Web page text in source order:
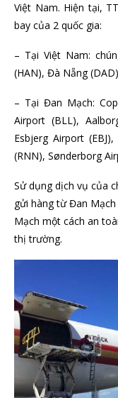
Việt Nam. Hiện tại,
bay của 2 quốc gia:
– Tại Việt Nam:
(HAN), Đà Nẵng
– Tại Đan Mạch:
Airport (BLL),
Esbjerg Airport
(RNN), Sønderborg
Sử dụng dịch vụ của
gửi hàng từ Đan
Mạch một cách an
thị trường.